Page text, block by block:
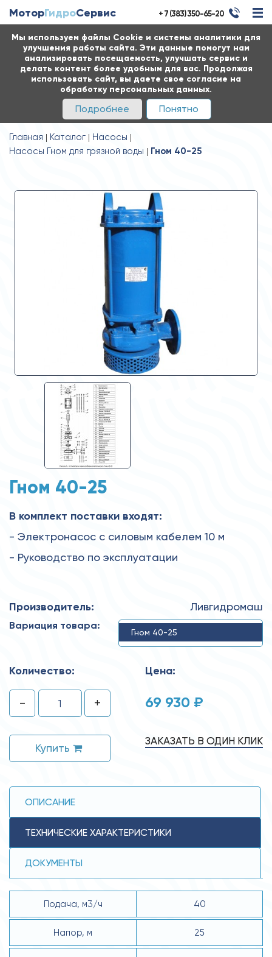
Мы используем файлы Cookie и системы аналитики для
улучшения работы сайта. Эти данные помогут нам
анализировать посещаемость, улучшать сервис и
делать контент более удобным для вас. Продолжая
использовать сайт, вы даете свое согласие на
обработку персональных данных.
Подробнее Понятно
МоторГидроСервис + 7 (383) 350-65-20
Главная Каталог
Насосы
Насосы Гном для грязной воды
Гном 40-25
Гном 40-25
В комплект поставки входят:
- Электронасос с силовым кабелем 10 м
- Руководство по эксплуатации
Производитель: Ливгидромаш
Вариация товара:
Гном 40-25
Количество:
- +
Купить
Цена:
69 930 ₽
ЗАКАЗАТЬ В ОДИН КЛИК
ОПИСАНИЕ
ТЕХНИЧЕСКИЕ ХАРАКТЕРИСТИКИ
ДОКУМЕНТЫ
Подача, м3/ч 40
Напор, м 25